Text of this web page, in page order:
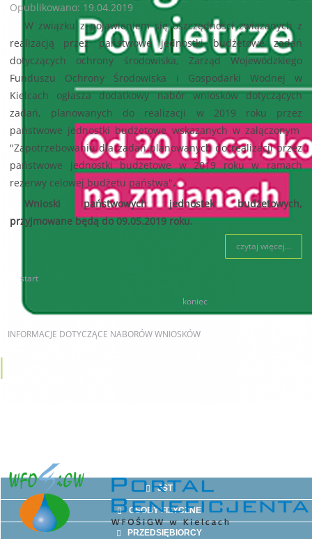
Opublikowano: 19.04.2019
W związku z pojawieniem się oszczędności związanych z
realizacją przez państwowe jednostki budżetowe zadań
dotyczących ochrony środowiska, Zarząd Wojewódzkiego
Funduszu Ochrony Środowiska i Gospodarki Wodnej w
Kielcach ogłasza dodatkowy nabór wniosków dotyczących
zadań, planowanych do realizacji w 2019 roku przez
państwowe jednostki budżetowe wskazanych w załączonym
"Zapotrzebowaniu dla zadań planowanych do realizacji przez
państwowe jednostki budżetowe w 2019 roku w ramach
rezerwy celowej budżetu państwa".
Wnioski państwowych jednostek budżetowych,
przyjmowane będą do 09.05.2019 roku.
czytaj więcej...
start
koniec
INFORMACJE DOTYCZĄCE NABORÓW WNIOSKÓW
JST
OSOBY FIZYCZNE
PRZEDSIĘBIORCY